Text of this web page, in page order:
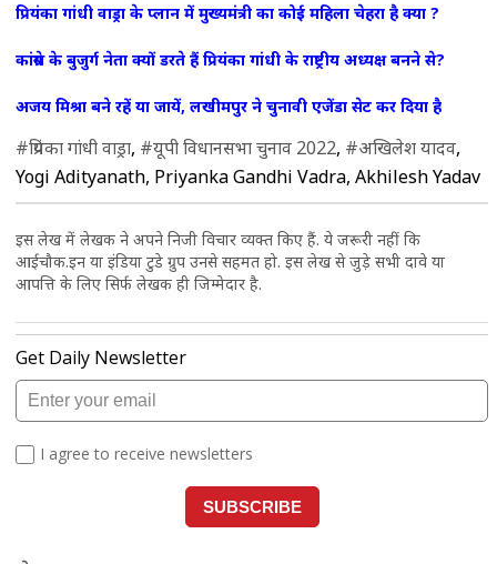
प्रियंका गांधी वाड्रा के प्लान में मुख्यमंत्री का कोई महिला चेहरा है क्या ?
कांग्रेस के बुजुर्ग नेता क्यों डरते हैं प्रियंका गांधी के राष्ट्रीय अध्यक्ष बनने से?
अजय मिश्रा बने रहें या जायें, लखीमपुर ने चुनावी एजेंडा सेट कर दिया है
#प्रियंका गांधी वाड्रा, #यूपी विधानसभा चुनाव 2022, #अखिलेश यादव,
Yogi Adityanath, Priyanka Gandhi Vadra, Akhilesh Yadav
इस लेख में लेखक ने अपने निजी विचार व्यक्त किए हैं. ये जरूरी नहीं कि
आईचौक.इन या इंडिया टुडे ग्रुप उनसे सहमत हो. इस लेख से जुड़े सभी दावे या
आपत्ति के लिए सिर्फ लेखक ही जिम्मेदार है.